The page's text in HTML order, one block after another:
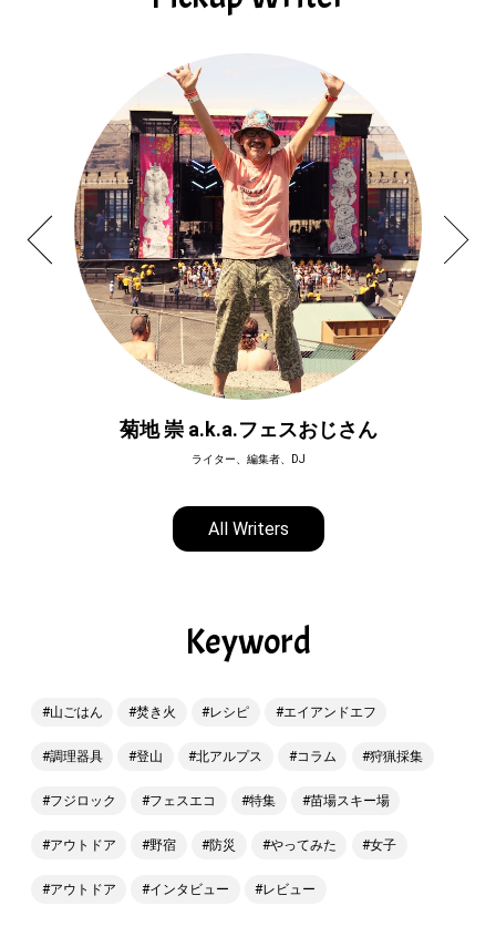
菊地 崇 a.k.a.フェスおじさん
ライター、編集者、DJ
All Writers
Keyword
山ごはん 焚き火 レシピ エイアンドエフ
調理器具 登山 北アルプス コラム 狩猟採集
フジロック フェスエコ 特集 苗場スキー場
アウトドア 野宿 防災 やってみた 女子
アウトドア インタビュー レビュー